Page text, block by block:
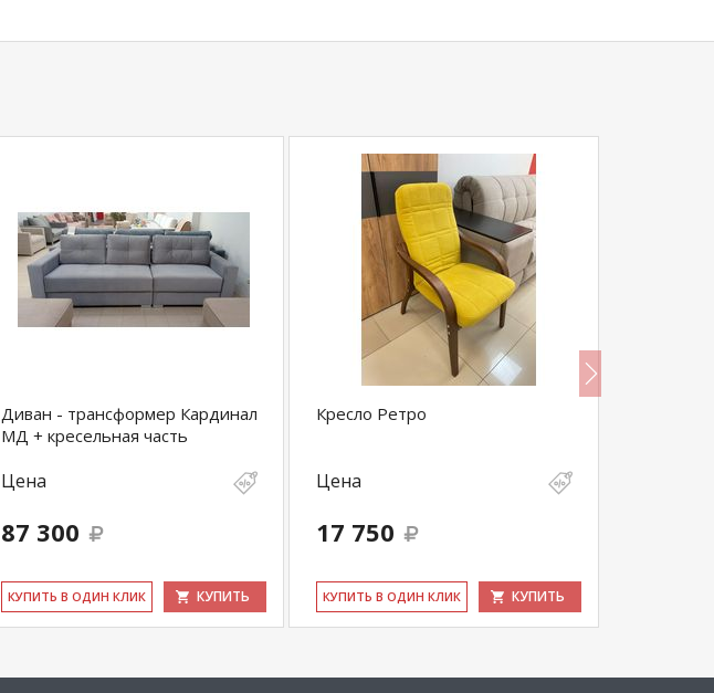
Диван - трансформер Кардинал
МД + кресельная часть
Цена
87 300
КУ­ПИТЬ В ОДИН КЛИК КУПИТЬ
Кресло Ретро
Цена
17 750
КУ­ПИТЬ В ОДИН КЛИК КУПИТЬ